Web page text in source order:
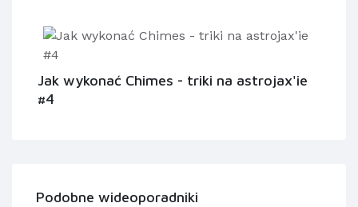
Jak wykonać Chimes - triki na astrojax'ie
#4
Podobne wideoporadniki